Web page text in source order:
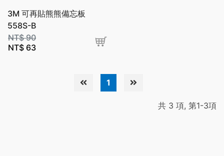
3M 可再貼熊熊備忘板
558S-B
NT$90
NT$ 63
1
共 3 項, 第1-3項